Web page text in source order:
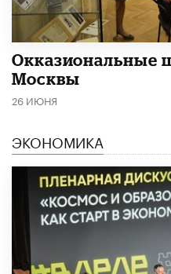
​Окказиональные
Москвы
26 ИЮНЯ
ЭКОНОМИКА